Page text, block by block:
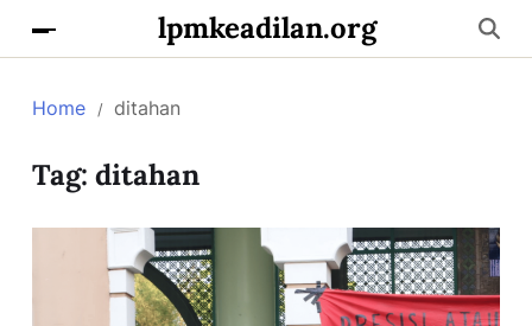
lpmkeadilan.org
Home ditahan
Tag: ditahan